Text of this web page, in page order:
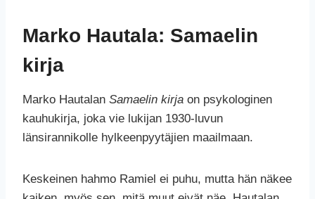
Marko Hautala: Samaelin
kirja
Marko Hautalan Samaelin kirja on psykologinen
kauhukirja, joka vie lukijan 1930-luvun
länsirannikolle hylkeenpyytäjien maailmaan.
Keskeinen hahmo Ramiel ei puhu, mutta hän näkee